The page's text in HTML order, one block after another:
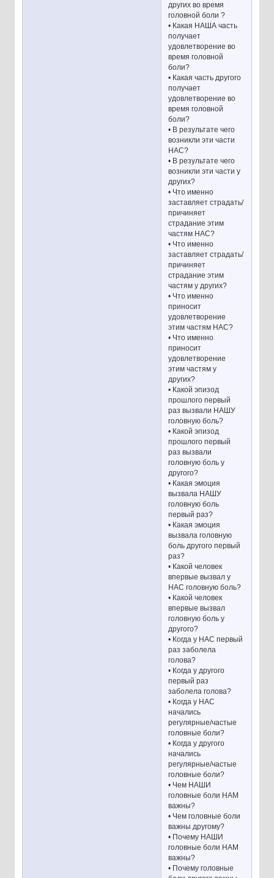
других во время
головной боли ?
• Какая НАША часть
получает
удовлетворение во
время головной
боли?
• Какая часть другого
получает
удовлетворение во
время головной
боли?
• В результате чего
возникли эти части
НАС?
• В результате чего
возникли эти части у
других?
• Что именно
заставляет страдать/
причиняет
страдание этим
частям НАС?
• Что именно
заставляет страдать/
причиняет
страдание этим
частям у других?
• Что именно
приносит
удовлетворение
этим частям НАС?
• Что именно
приносит
удовлетворение
этим частям у
других?
• Какой эпизод
прошлого первый
раз вызвали НАШУ
головную боль?
• Какой эпизод
прошлого первый
раз вызвали
головную боль у
другого?
• Какая эмоция
вызвала НАШУ
головную боль
первый раз?
• Какая эмоция
вызвала головную
боль другого первый
раз?
• Какой человек
впервые вызвал у
НАС головную боль?
• Какой человек
впервые вызвал
головную боль у
другого?
• Когда у НАС первый
раз заболела
голова?
• Когда у другого
первый раз
заболела голова?
• Когда у НАС
начались
регулярные/частые
головные боли?
• Когда у другого
начались
регулярные/частые
головные боли?
• Чем НАШИ
головные боли НАМ
важны?
• Чем головные боли
важны другому?
• Почему НАШИ
головные боли НАМ
важны?
• Почему головные